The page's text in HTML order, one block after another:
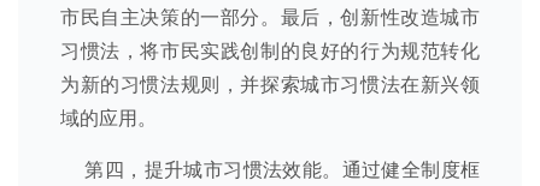
市民自主决策的一部分。最后，创新性改造城市
习惯法，将市民实践创制的良好的行为规范转化
为新的习惯法规则，并探索城市习惯法在新兴领
域的应用。
第四，提升城市习惯法效能。通过健全制度框